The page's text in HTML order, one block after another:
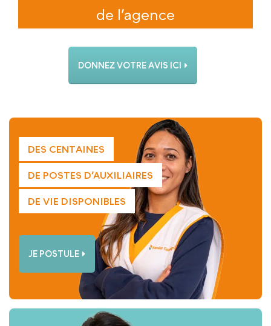
de l’agence
DONNEZ VOTRE AVIS ICI
DES CENTAINES
DE POSTES D’AUXILIAIRES
DE VIE DISPONIBLES
JE POSTULE